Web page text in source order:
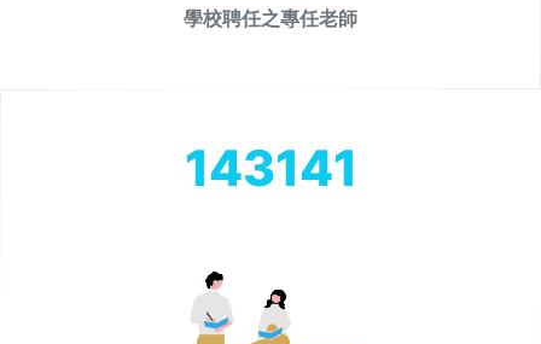
學校聘任之專任老師
143141